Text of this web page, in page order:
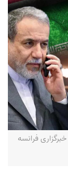
فرانسه